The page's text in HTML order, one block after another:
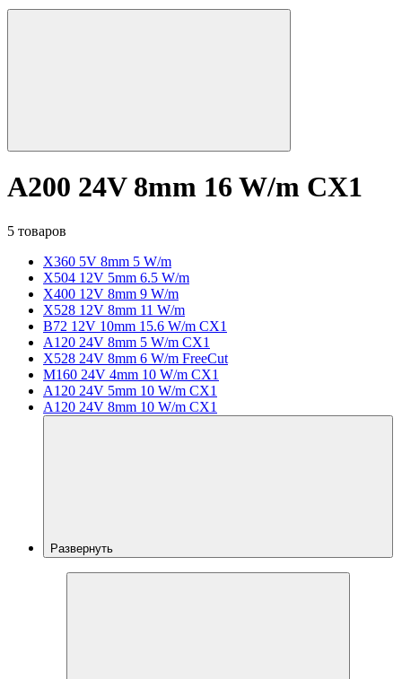
A200 24V 8mm 16 W/m CX1
5 товаров
X360 5V 8mm 5 W/m
X504 12V 5mm 6.5 W/m
X400 12V 8mm 9 W/m
X528 12V 8mm 11 W/m
B72 12V 10mm 15.6 W/m CX1
A120 24V 8mm 5 W/m CX1
X528 24V 8mm 6 W/m FreeCut
M160 24V 4mm 10 W/m CX1
A120 24V 5mm 10 W/m CX1
A120 24V 8mm 10 W/m CX1
Развернуть